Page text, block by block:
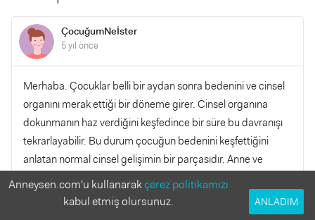
ÇocuğumNeİster
5 yıl önce
Merhaba. Çocuklar belli bir aydan sonra bedenini ve cinsel
organını merak ettiği bir döneme girer. Cinsel organına
dokunmanın haz verdiğini keşfedince bir süre bu davranışı
tekrarlayabilir. Bu durum çocuğun bedenini keşfettiğini
anlatan normal cinsel gelişimin bir parçasıdır. Anne ve
babalar bu davranışı utanç verici veya rahatsız edici bulur.
Oysa ki, bu normaldir.
Anneysen.com'u kullanarakçerez politikamızı
kabul etmiş olursunuz.
ANLADIM